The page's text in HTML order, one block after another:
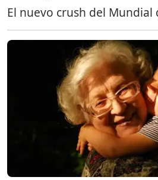
El nuevo crush del